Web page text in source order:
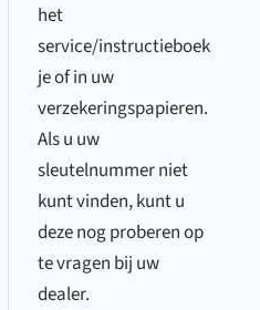
het
service/instructieboek
je of in uw
verzekeringspapieren.
Als u uw
sleutelnummer niet
kunt vinden, kunt u
deze nog proberen op
te vragen bij uw
dealer.